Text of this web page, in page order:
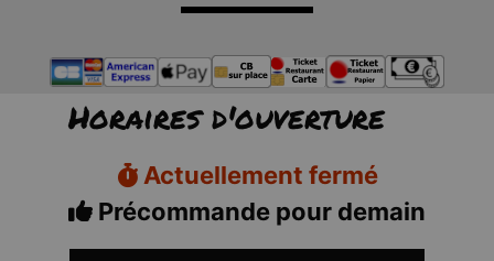
Horaires d'ouverture
Actuellement fermé
Précommande pour demain